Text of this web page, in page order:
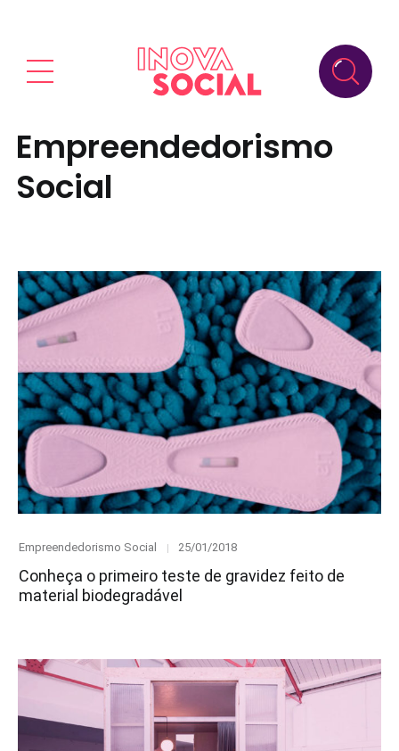
Empreendedorismo
Social
Category
Empreendedorismo Social
Posted
25/01/2018
Conheça o primeiro teste de gravidez feito de
material biodegradável